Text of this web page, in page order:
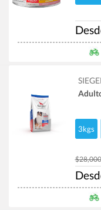
3kgs
$28,000